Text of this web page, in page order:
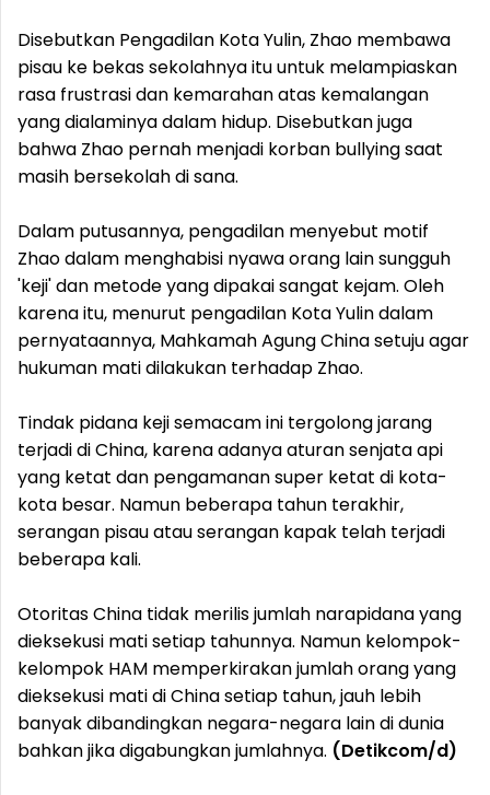
Disebutkan Pengadilan Kota Yulin, Zhao membawa
pisau ke bekas sekolahnya itu untuk melampiaskan
rasa frustrasi dan kemarahan atas kemalangan
yang dialaminya dalam hidup. Disebutkan juga
bahwa Zhao pernah menjadi korban bullying saat
masih bersekolah di sana.
Dalam putusannya, pengadilan menyebut motif
Zhao dalam menghabisi nyawa orang lain sungguh
'keji' dan metode yang dipakai sangat kejam. Oleh
karena itu, menurut pengadilan Kota Yulin dalam
pernyataannya, Mahkamah Agung China setuju agar
hukuman mati dilakukan terhadap Zhao.
Tindak pidana keji semacam ini tergolong jarang
terjadi di China, karena adanya aturan senjata api
yang ketat dan pengamanan super ketat di kota-
kota besar. Namun beberapa tahun terakhir,
serangan pisau atau serangan kapak telah terjadi
beberapa kali.
Otoritas China tidak merilis jumlah narapidana yang
dieksekusi mati setiap tahunnya. Namun kelompok-
kelompok HAM memperkirakan jumlah orang yang
dieksekusi mati di China setiap tahun, jauh lebih
banyak dibandingkan negara-negara lain di dunia
bahkan jika digabungkan jumlahnya. (Detikcom/d)